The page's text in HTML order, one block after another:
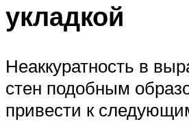
укладкой
Неаккуратность в
стен подобным
привести к